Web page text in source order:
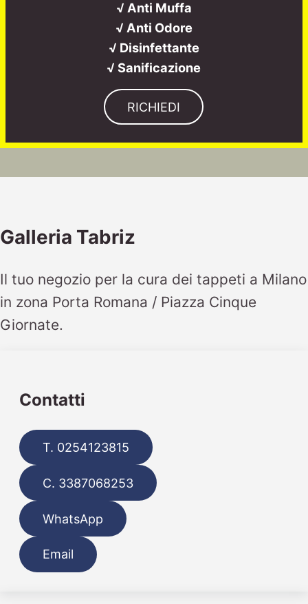
√ Anti Muffa
√ Anti Odore
√ Disinfettante
√ Sanificazione
RICHIEDI
Galleria Tabriz
Il tuo negozio per la cura dei tappeti a Milano
in zona Porta Romana / Piazza Cinque
Giornate.
Contatti
T. 0254123815
C. 3387068253
WhatsApp
Email